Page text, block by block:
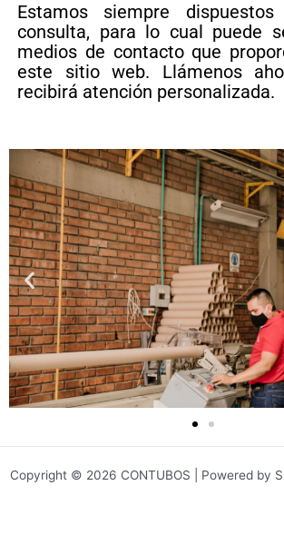
Estamos siempre
consulta, para lo cual puede
medios de contacto que
este sitio web. Llámenos
recibirá atención personalizada.
Copyright © 2026 CONTUBOS | Powered by